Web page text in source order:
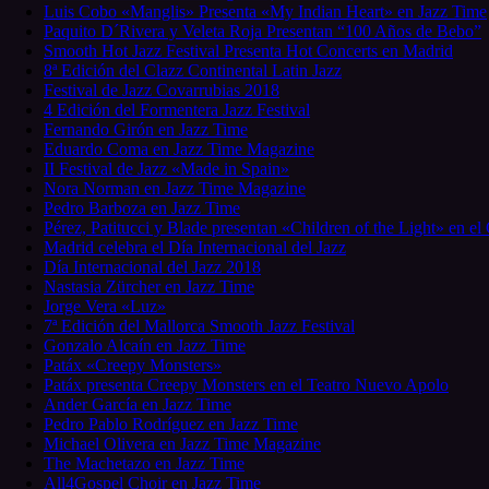
Luis Cobo «Manglis» Presenta «My Indian Heart» en Jazz Time
Paquito D´Rivera y Veleta Roja Presentan “100 Años de Bebo”
Smooth Hot Jazz Festival Presenta Hot Concerts en Madrid
8ª Edición del Clazz Continental Latin Jazz
Festival de Jazz Covarrubias 2018
4 Edición del Formentera Jazz Festival
Fernando Girón en Jazz Time
Eduardo Coma en Jazz Time Magazine
II Festival de Jazz «Made in Spain»
Nora Norman en Jazz Time Magazine
Pedro Barboza en Jazz Time
Pérez, Patitucci y Blade presentan «Children of the Light» en el
Madrid celebra el Día Internacional del Jazz
Día Internacional del Jazz 2018
Nastasia Zürcher en Jazz Time
Jorge Vera «Luz»
7ª Edición del Mallorca Smooth Jazz Festival
Gonzalo Alcaín en Jazz Time
Patáx «Creepy Monsters»
Patáx presenta Creepy Monsters en el Teatro Nuevo Apolo
Ander García en Jazz Time
Pedro Pablo Rodríguez en Jazz Time
Michael Olivera en Jazz Time Magazine
The Machetazo en Jazz Time
All4Gospel Choir en Jazz Time